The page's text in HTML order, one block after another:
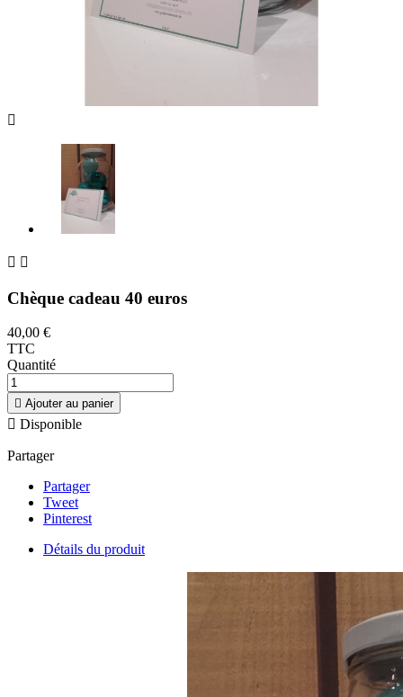

 
Chèque cadeau 40 euros
40,00 €
TTC
Quantité
 Ajouter au panier
 Disponible
Partager
Partager
Tweet
Pinterest
Détails du produit